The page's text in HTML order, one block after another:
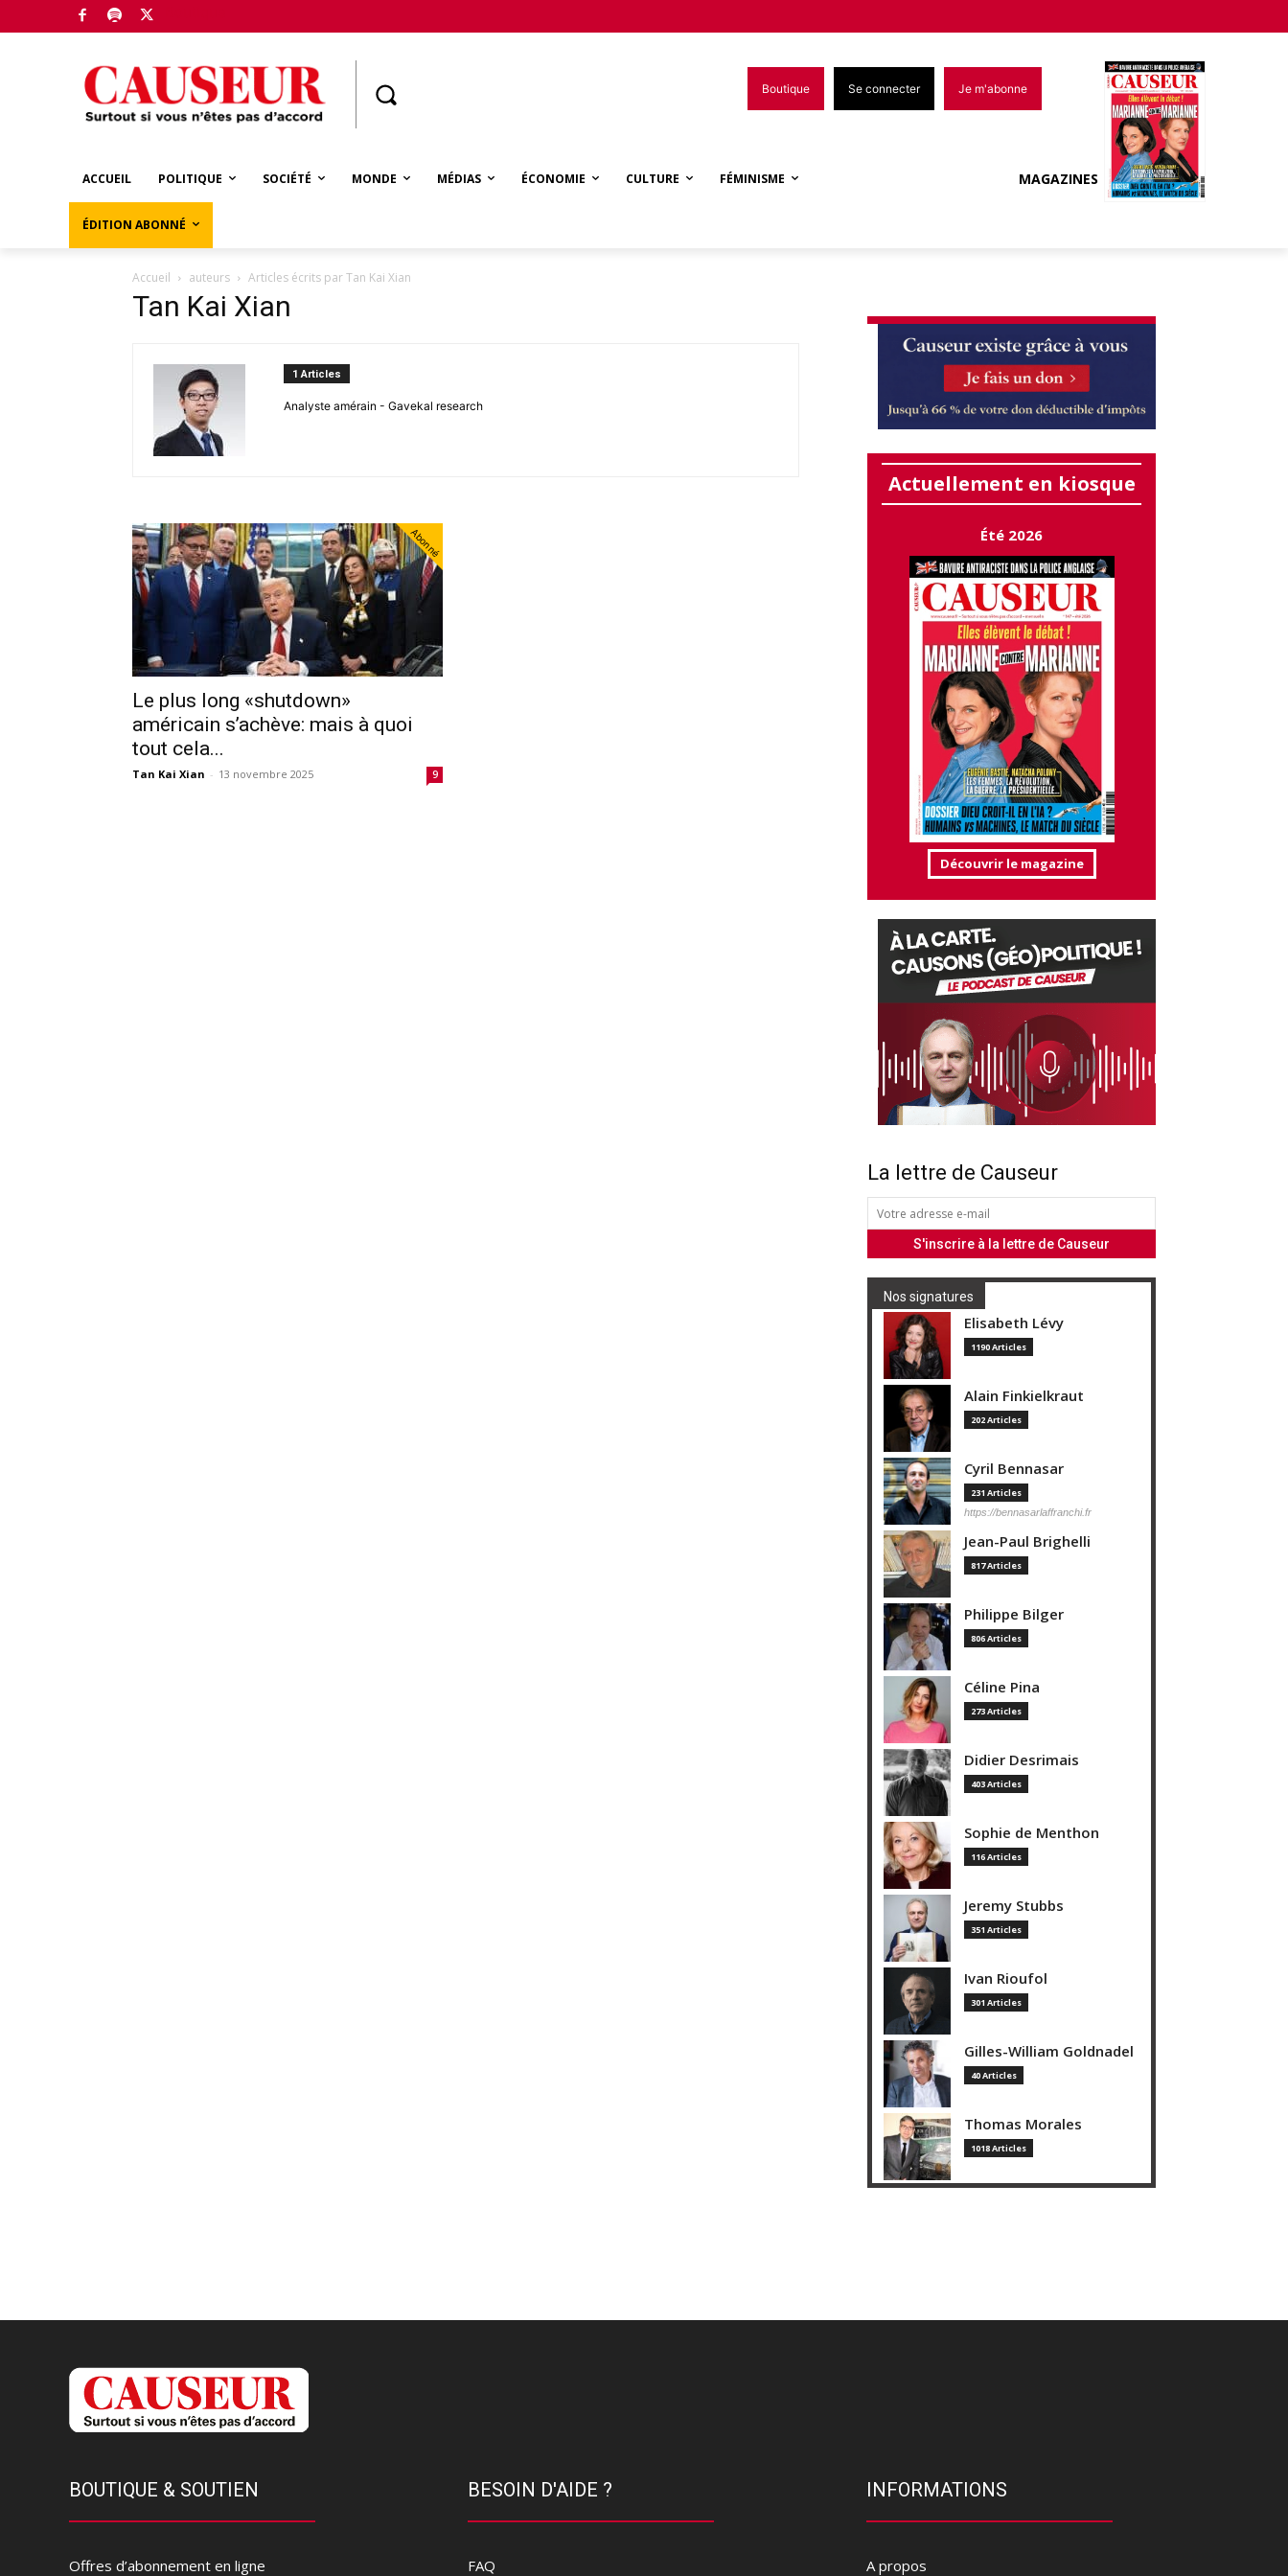
Boutique Se connecter Je m'abonne
ACCUEIL POLITIQUE SOCIÉTÉ MONDE MÉDIAS ÉCONOMIE CULTURE FÉMINISME
ÉDITION ABONNÉ
MAGAZINES
Accueil auteurs Articles écrits par Tan Kai Xian
Tan Kai Xian
1 Articles
Analyste amérain - Gavekal research
Abonné
Le plus long «shutdown»
américain s’achève: mais à quoi
tout cela...
Tan Kai Xian - 13 novembre 2025 9
Actuellement en kiosque
Été 2026
Découvrir le magazine
La lettre de Causeur
Nos signatures
Elisabeth Lévy
1190 Articles
Alain Finkielkraut
202 Articles
Cyril Bennasar
231 Articles
https://bennasarlaffranchi.fr
Jean-Paul Brighelli
817 Articles
Philippe Bilger
806 Articles
Céline Pina
273 Articles
Didier Desrimais
403 Articles
Sophie de Menthon
116 Articles
Jeremy Stubbs
351 Articles
Ivan Rioufol
301 Articles
Gilles-William Goldnadel
40 Articles
Thomas Morales
1018 Articles
BOUTIQUE & SOUTIEN
Offres d’abonnement en ligne
BESOIN D'AIDE ?
FAQ
INFORMATIONS
A propos